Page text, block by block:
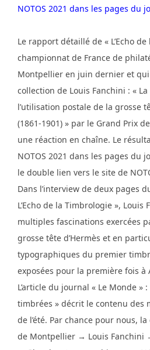
NOTOS 2021 dans les pages du
Le rapport détaillé de « L’Echo
championnat de France de
Montpellier en juin dernier et
collection de Louis Fanchini : «
l’utilisation postale de la grosse
(1861-1901) » par le Grand Prix
une réaction en chaîne. Le
NOTOS 2021 dans les pages du
le double lien vers le site de
Dans l’interview de deux pages
L’Echo de la Timbrologie »,
multiples fascinations exercées
grosse tête d’Hermès et en
typographiques du premier
exposées pour la première fois à
L’article du journal « Le Monde »
timbrées » décrit le contenu des
de l’été. Par chance pour nous,
de Montpellier → Louis Fanchini